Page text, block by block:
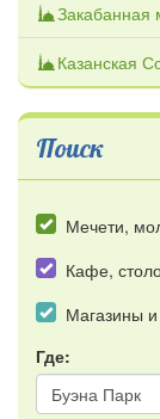
Закабанная
Казанская
Поиск
Мечети,
Кафе,
Магазины и
Где: